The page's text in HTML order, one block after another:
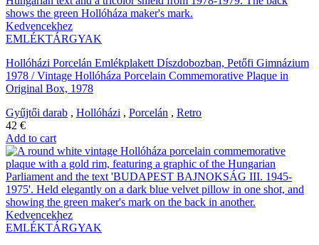
Kedvencekhez
EMLÉKTÁRGYAK
Hollóházi Porcelán Emlékplakett Díszdobozban, Petőfi Gimnázium
1978 / Vintage Hollóháza Porcelain Commemorative Plaque in
Original Box, 1978
Gyűjtői darab , Hollóházi , Porcelán , Retro
42 €
Add to cart
Kedvencekhez
EMLÉKTÁRGYAK